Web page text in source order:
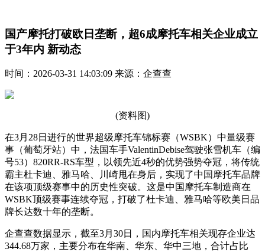
国产摩托打破欧日垄断，超6成摩托车相关企业成立
于3年内 新动态
时间：2026-03-31 14:03:09 来源：企查查
(资料图)
在3月28日进行的世界超级摩托车锦标赛（WSBK）中量级赛
事（葡萄牙站）中，法国车手ValentinDebise驾驶张雪机车（编
号53）820RR-RS车型，以领先近4秒的优势强势夺冠，将传统
霸主杜卡迪、雅马哈、川崎甩在身后，实现了中国摩托车品牌
在该项顶级赛事中的历史性突破。这是中国摩托车制造商在
WSBK顶级赛事连续夺冠，打破了杜卡迪、雅马哈等欧美日品
牌长达数十年的垄断。
企查查数据显示，截至3月30日，国内摩托车相关现存企业达
344.68万家，主要分布在华南、华东、华中三地，合计占比